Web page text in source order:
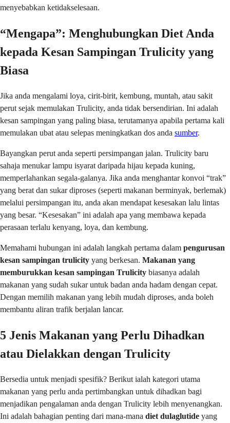
menyebabkan ketidakselesaan.
“Mengapa”: Menghubungkan Diet Anda
kepada Kesan Sampingan Trulicity yang
Biasa
Jika anda mengalami loya, cirit-birit, kembung, muntah, atau sakit
perut sejak memulakan Trulicity, anda tidak bersendirian. Ini adalah
kesan sampingan yang paling biasa, terutamanya apabila pertama kali
memulakan ubat atau selepas meningkatkan dos anda sumber.
Bayangkan perut anda seperti persimpangan jalan. Trulicity baru
sahaja menukar lampu isyarat daripada hijau kepada kuning,
memperlahankan segala-galanya. Jika anda menghantar konvoi “trak”
yang berat dan sukar diproses (seperti makanan berminyak, berlemak)
melalui persimpangan itu, anda akan mendapat kesesakan lalu lintas
yang besar. “Kesesakan” ini adalah apa yang membawa kepada
perasaan terlalu kenyang, loya, dan kembung.
Memahami hubungan ini adalah langkah pertama dalam pengurusan
kesan sampingan trulicity yang berkesan. Makanan yang
memburukkan kesan sampingan Trulicity biasanya adalah
makanan yang sudah sukar untuk badan anda hadam dengan cepat.
Dengan memilih makanan yang lebih mudah diproses, anda boleh
membantu aliran trafik berjalan lancar.
5 Jenis Makanan yang Perlu Dihadkan
atau Dielakkan dengan Trulicity
Bersedia untuk menjadi spesifik? Berikut ialah kategori utama
makanan yang perlu anda pertimbangkan untuk dihadkan bagi
menjadikan pengalaman anda dengan Trulicity lebih menyenangkan.
Ini adalah bahagian penting dari mana-mana diet dulaglutide yang